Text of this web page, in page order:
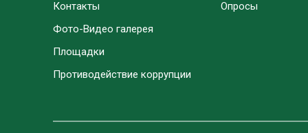
Контакты
Фото-Видео галерея
Площадки
Противодействие коррупции
Опросы